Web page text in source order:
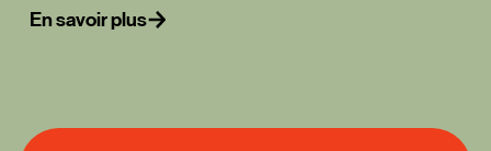
En savoir plus